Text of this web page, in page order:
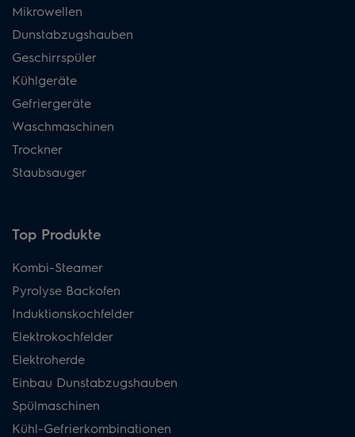
Mikrowellen
Dunstabzugshauben
Geschirrspüler
Kühlgeräte
Gefriergeräte
Waschmaschinen
Trockner
Staubsauger
Top Produkte
Kombi-Steamer
Pyrolyse Backofen
Induktionskochfelder
Elektrokochfelder
Elektroherde
Einbau Dunstabzugshauben
Spülmaschinen
Kühl-Gefrierkombinationen